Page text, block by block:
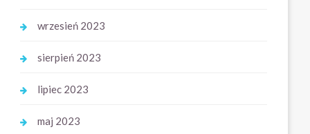
wrzesień 2023
sierpień 2023
lipiec 2023
maj 2023